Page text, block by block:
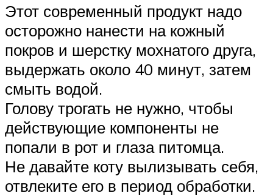
Этот современный продукт надо
осторожно нанести на кожный
покров и шерстку мохнатого друга,
выдержать около 40 минут, затем
смыть водой.
Голову трогать не нужно, чтобы
действующие компоненты не
попали в рот и глаза питомца.
Не давайте коту вылизывать себя,
отвлеките его в период обработки.